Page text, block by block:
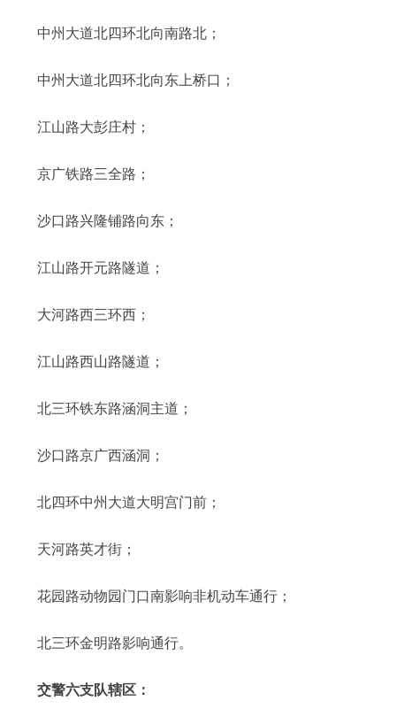
中州大道北四环北向南路北；
中州大道北四环北向东上桥口；
江山路大彭庄村；
京广铁路三全路；
沙口路兴隆铺路向东；
江山路开元路隧道；
大河路西三环西；
江山路西山路隧道；
北三环铁东路涵洞主道；
沙口路京广西涵洞；
北四环中州大道大明宫门前；
天河路英才街；
花园路动物园门口南影响非机动车通行；
北三环金明路影响通行。
交警六支队辖区：